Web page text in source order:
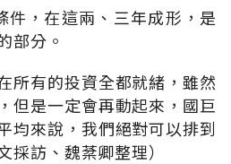
件，在這兩、三年成形，是
部分。
所有的投資全都就緒，雖然
但是一定會再動起來，國巨
均來說，我們絕對可以排到
採訪、魏棻卿整理）